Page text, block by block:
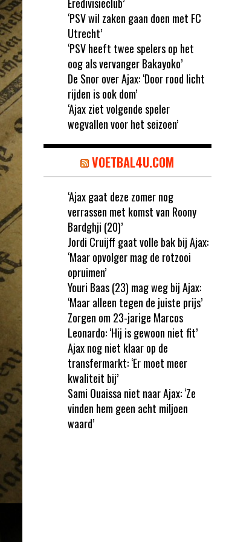
‘PSV wil zaken gaan doen met FC
Utrecht’
‘PSV heeft twee spelers op het
oog als vervanger Bakayoko’
De Snor over Ajax: ‘Door rood licht
rijden is ook dom’
‘Ajax ziet volgende speler
wegvallen voor het seizoen’
VOETBAL4U.COM
‘Ajax gaat deze zomer nog
verrassen met komst van Roony
Bardghji (20)’
Jordi Cruijff gaat volle bak bij Ajax:
‘Maar opvolger mag de rotzooi
opruimen’
Youri Baas (23) mag weg bij Ajax:
‘Maar alleen tegen de juiste prijs’
Zorgen om 23-jarige Marcos
Leonardo: ‘Hij is gewoon niet fit’
Ajax nog niet klaar op de
transfermarkt: ‘Er moet meer
kwaliteit bij’
Sami Ouaissa niet naar Ajax: ‘Ze
vinden hem geen acht miljoen
waard’